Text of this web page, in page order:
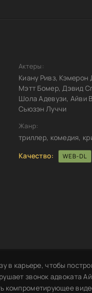
Актеры:
Киану Ривз,
Мэтт Бомер, Дэвид
Шола Адевузи, Айви
Сьюзэн Луччи
Жанр:
триллер, комедия,
Качество:
WEB-DL
в карьере, чтобы
звонок адвоката
компрометирующее